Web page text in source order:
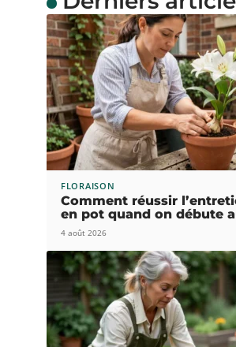
FLORAISON
Comment réussir
en pot quand on débute
4 août 2026